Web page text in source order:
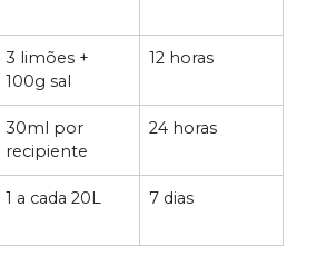
3 limões +
100g sal
12 horas
30ml por
recipiente
24 horas
1 a cada 20L 7 dias